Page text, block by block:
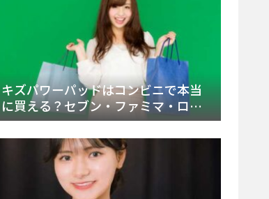
キズパワーパッドはコンビニで本当
に買える？セブン・ファミマ・ロー
ソン徹底調査＆値段と種類別販売場
所まとめ